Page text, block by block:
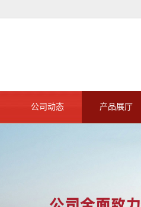
公司动态 产品展厅